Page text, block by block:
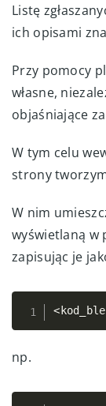
Listę
ich opisami
Przy pomocy
własne,
objaśniające
W tym celu
strony
W nim
wyświetlaną w
zapisując je
<
np.